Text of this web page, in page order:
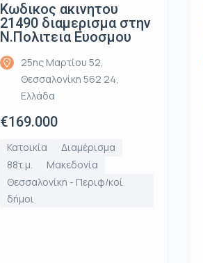
Κωδικος ακινητου
21490 διαμερισμα στην
Ν.Πολιτεια Ευοσμου
25ης Μαρτίου 52,
Θεσσαλονίκη 562 24,
Ελλάδα
€169.000
Κατοικία
Διαμέρισμα
88τ.μ.
Μακεδονία
Θεσσαλονίκη - Περιφ/κοί
δήμοι